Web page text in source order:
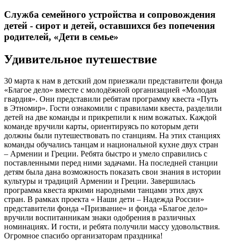
Служба семейного устройства и сопровождения
детей - сирот и детей, оставшихся без попечения
родителей, «Дети в семье»
Удивительное путешествие
30 марта к нам в детский дом приезжали представители фонда
«Благое дело» вместе с молодёжной организацией «Молодая
гвардия». Они представили ребятам программу квеста «Путь
в Этномир». Гости ознакомили с правилами квеста, разделили
детей на две команды и прикрепили к ним вожатых. Каждой
команде вручили карты, ориентируясь по которым дети
должны были путешествовать по станциям. На этих станциях
команды обучались танцам и национальной кухне двух стран
– Армении и Греции. Ребята быстро и умело справились с
поставленными перед ними задачами. На последней станции
детям была дана возможность показать свои знания в истории
культуры и традиций Армении и Греции. Завершилась
программа квеста яркими народными танцами этих двух
стран. В рамках проекта « Наши дети – Надежда России»
представители фонда «Призвание» и фонда «Благое дело»
вручили воспитанникам знаки одобрения в различных
номинациях. И гости, и ребята получили массу удовольствия.
Огромное спасибо организаторам праздника!